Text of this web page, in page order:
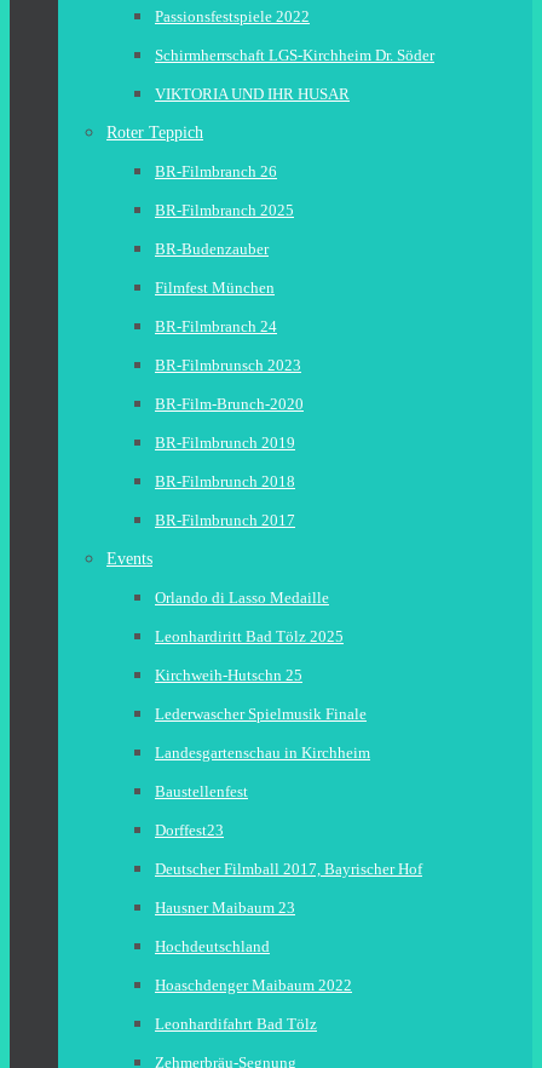
Passionsfestspiele 2022
Schirmherrschaft LGS-Kirchheim Dr. Söder
VIKTORIA UND IHR HUSAR
Roter Teppich
BR-Filmbranch 26
BR-Filmbranch 2025
BR-Budenzauber
Filmfest München
BR-Filmbranch 24
BR-Filmbrunsch 2023
BR-Film-Brunch-2020
BR-Filmbrunch 2019
BR-Filmbrunch 2018
BR-Filmbrunch 2017
Events
Orlando di Lasso Medaille
Leonhardiritt Bad Tölz 2025
Kirchweih-Hutschn 25
Lederwascher Spielmusik Finale
Landesgartenschau in Kirchheim
Baustellenfest
Dorffest23
Deutscher Filmball 2017, Bayrischer Hof
Hausner Maibaum 23
Hochdeutschland
Hoaschdenger Maibaum 2022
Leonhardifahrt Bad Tölz
Zehmerbräu-Segnung